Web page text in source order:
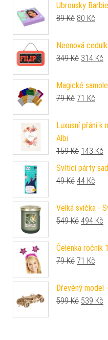
Ubrousky
89Kč Původní
80 Kč
Neonová
349Kč Původní
314 Kč
Magické
79Kč Původní
71 Kč
Luxusní přání k
Albi
159Kč Původní
143 Kč
Svítící párty
49Kč Původní
44 Kč
Velká svíčka -
549Kč Původní
494 Kč
Čelenka ročník
79Kč Původní
71 Kč
Dřevěný
599Kč Původní
539 Kč